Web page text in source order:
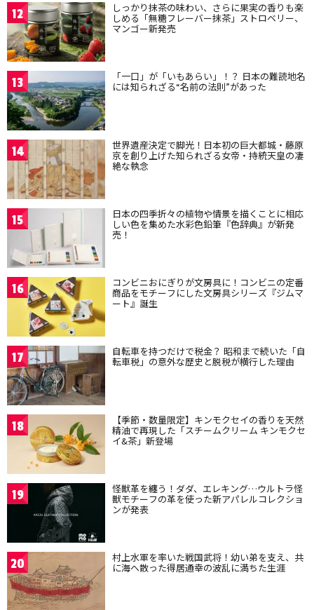
12 しっかり抹茶の味わい、さらに果実の香りも楽
しめる「無糖フレーバー抹茶」ストロベリー、
マンゴー新発売
13 「一口」が「いもあらい」！？ 日本の難読地名
には知られざる“名前の法則”があった
14 世界遺産決定で脚光！日本初の巨大都城・藤原
京を創り上げた知られざる女帝・持統天皇の凄
絶な執念
15 日本の四季折々の植物や情景を描くことに相応
しい色を集めた水彩色鉛筆『色辞典』が新発
売！
16 コンビニおにぎりが文房具に！コンビニの定番
商品をモチーフにした文房具シリーズ『ジムマ
ート』誕生
17 自転車を持つだけで税金？ 昭和まで続いた「自
転車税」の意外な歴史と脱税が横行した理由
18 【季節・数量限定】キンモクセイの香りを天然
精油で再現した「スチームクリーム キンモクセ
イ&茶」新登場
19 怪獣革を纏う！ダダ、エレキング…ウルトラ怪
獣モチーフの革を使った新アパレルコレクショ
ンが発表
20 村上水軍を率いた戦国武将！幼い弟を支え、共
に海へ散った得居通幸の波乱に満ちた生涯